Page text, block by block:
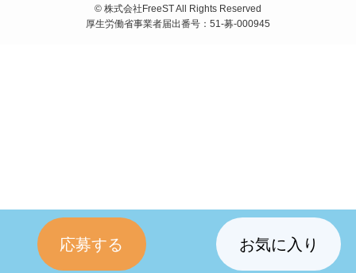
応募する お気に入り
© 株式会社FreeST All Rights Reserved
厚生労働省事業者届出番号：51-募-000945